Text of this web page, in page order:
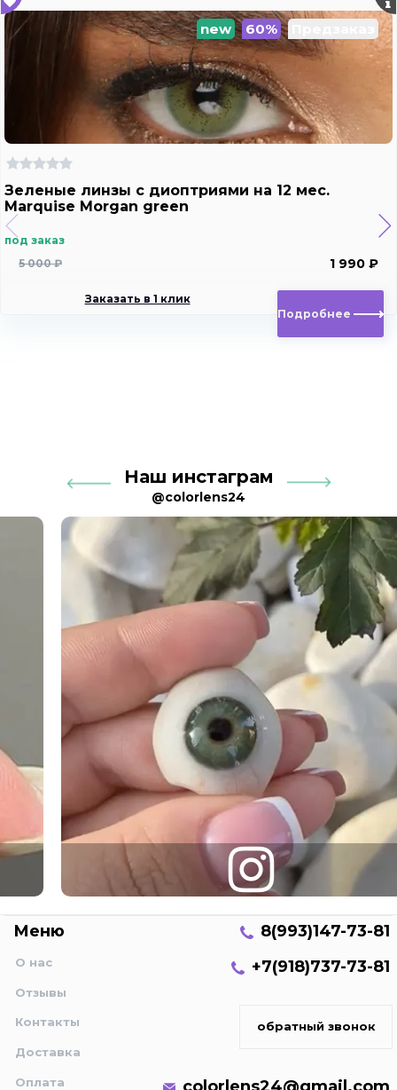
new 60%
Зеленые линзы с диоптриями на 12 мес.
Marquise Morgan green
под заказ
5 000 ₽
1 990 ₽
Заказать в 1 клик
Подробнее
Наш инстаграм
@colorlens24
Меню
О нас
Отзывы
Контакты
Доставка
Оплата
8(993)147-73-81
+7(918)737-73-81
обратный звонок